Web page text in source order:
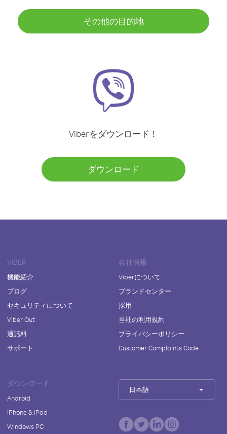
その他の目的地
Viberをダウンロード！
ダウンロード
VIBER
機能紹介
ブログ
セキュリティについて
Viber Out
通話料
サポート
会社情報
Viberについて
ブランドセンター
採用
当社の利用規約
プライバシーポリシー
Customer Complaints Code
ダウンロード
Android
iPhone & iPad
Windows PC
日本語